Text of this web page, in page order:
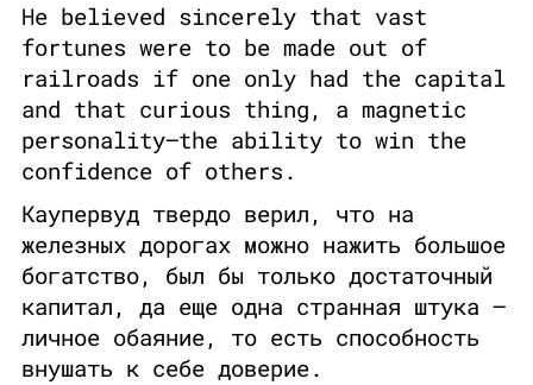
He believed sincerely that vast
fortunes were to be made out of
railroads if one only had the capital
and that curious thing, a magnetic
personality—the ability to win the
confidence of others.
Каупервуд твердо верил, что на
железных дорогах можно нажить большое
богатство, был бы только достаточный
капитал, да еще одна странная штука —
личное обаяние, то есть способность
внушать к себе доверие.